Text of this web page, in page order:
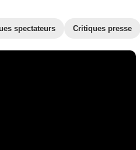
spectateurs Critiques presse